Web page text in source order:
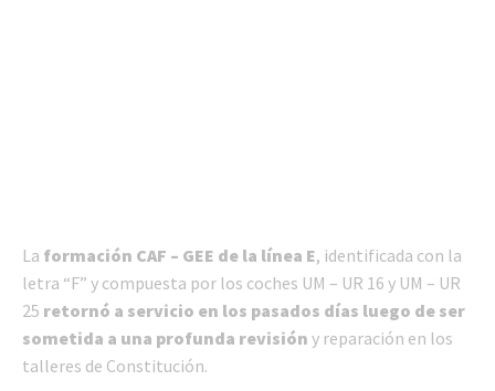
La formación CAF – GEE de la línea E, identificada con la
letra “F” y compuesta por los coches UM – UR 16 y UM – UR
25 retornó a servicio en los pasados días luego de ser
sometida a una profunda revisión y reparación en los
talleres de Constitución.